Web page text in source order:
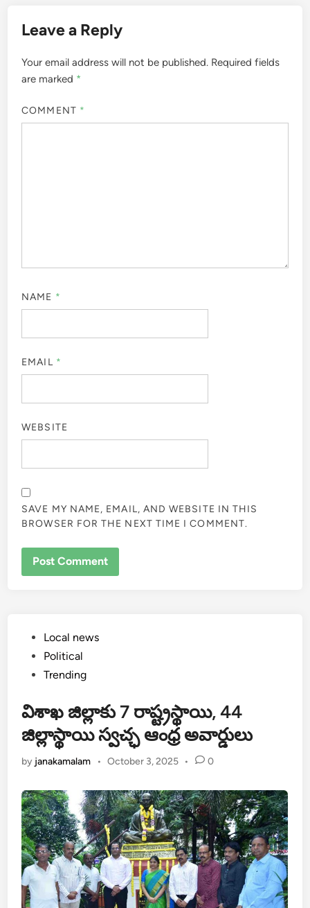
Leave a Reply
Your email address will not be published. Required fields
are marked *
COMMENT *
NAME *
EMAIL *
WEBSITE
SAVE MY NAME, EMAIL, AND WEBSITE IN THIS
BROWSER FOR THE NEXT TIME I COMMENT.
PostedLocal news
Political
Trending
విశాఖ జిల్లాకు 7 రాష్ట్రస్థాయి, 44
జిల్లాస్థాయి స్వచ్ఛ ఆంధ్ర అవార్డులు
by janakamalam • October 3, 2025 • 0